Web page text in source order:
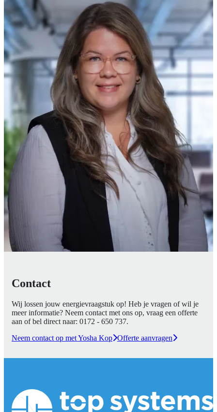
Contact
Wij lossen jouw energievraagstuk op! Heb je vragen of wil je
meer informatie? Neem contact met ons op, vraag een offerte
aan of bel direct naar: 0172 - 650 737.
Neem contact op met Yosha Kop Offerte aanvragen